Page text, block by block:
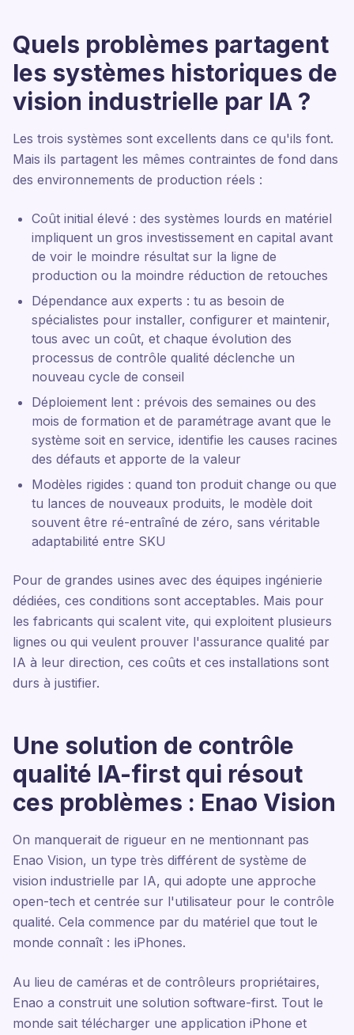
Quels problèmes partagent
les systèmes historiques de
vision industrielle par IA ?
Les trois systèmes sont excellents dans ce qu'ils font.
Mais ils partagent les mêmes contraintes de fond dans
des environnements de production réels :
Coût initial élevé : des systèmes lourds en matériel
impliquent un gros investissement en capital avant
de voir le moindre résultat sur la ligne de
production ou la moindre réduction de retouches
Dépendance aux experts : tu as besoin de
spécialistes pour installer, configurer et maintenir,
tous avec un coût, et chaque évolution des
processus de contrôle qualité déclenche un
nouveau cycle de conseil
Déploiement lent : prévois des semaines ou des
mois de formation et de paramétrage avant que le
système soit en service, identifie les causes racines
des défauts et apporte de la valeur
Modèles rigides : quand ton produit change ou que
tu lances de nouveaux produits, le modèle doit
souvent être ré-entraîné de zéro, sans véritable
adaptabilité entre SKU
Pour de grandes usines avec des équipes ingénierie
dédiées, ces conditions sont acceptables. Mais pour
les fabricants qui scalent vite, qui exploitent plusieurs
lignes ou qui veulent prouver l'assurance qualité par
IA à leur direction, ces coûts et ces installations sont
durs à justifier.
Une solution de contrôle
qualité IA-first qui résout
ces problèmes : Enao Vision
On manquerait de rigueur en ne mentionnant pas
Enao Vision, un type très différent de système de
vision industrielle par IA, qui adopte une approche
open-tech et centrée sur l'utilisateur pour le contrôle
qualité. Cela commence par du matériel que tout le
monde connaît : les iPhones.
Au lieu de caméras et de contrôleurs propriétaires,
Enao a construit une solution software-first. Tout le
monde sait télécharger une application iPhone et